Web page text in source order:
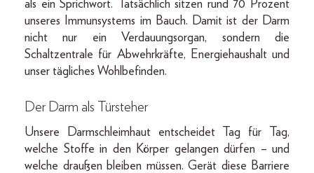
als ein Sprichwort. Tatsächlich sitzen rund 70 Prozent
unseres Immunsystems im Bauch. Damit ist der Darm
nicht nur ein Verdauungsorgan, sondern die
Schaltzentrale für Abwehrkräfte, Energiehaushalt und
unser tägliches Wohlbefinden.
Der Darm als Türsteher
Unsere Darmschleimhaut entscheidet Tag für Tag,
welche Stoffe in den Körper gelangen dürfen – und
welche draußen bleiben müssen. Gerät diese Barriere